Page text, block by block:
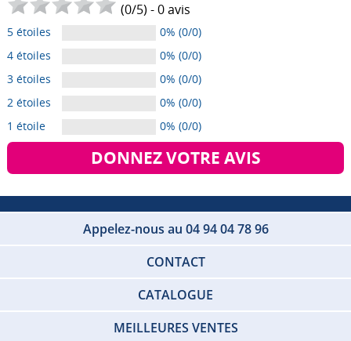
(0/5) -0avis
5 étoiles
0% (0/0)
4 étoiles
0% (0/0)
3 étoiles
0% (0/0)
2 étoiles
0% (0/0)
1 étoile
0% (0/0)
DONNEZ VOTRE AVIS
Appelez-nous au 04 94 04 78 96
CONTACT
CATALOGUE
MEILLEURES VENTES